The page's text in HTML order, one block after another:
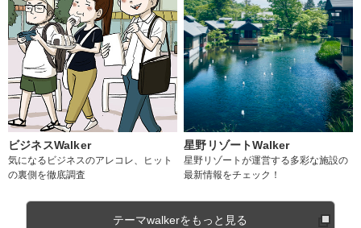
ビジネスWalker
気になるビジネスのアレコレ、ヒット
の裏側を徹底調査
星野リゾートWalker
星野リゾートが運営する多彩な施設の
最新情報をチェック！
テーマwalkerをもっと見る